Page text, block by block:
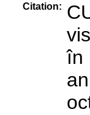
Citation:
în